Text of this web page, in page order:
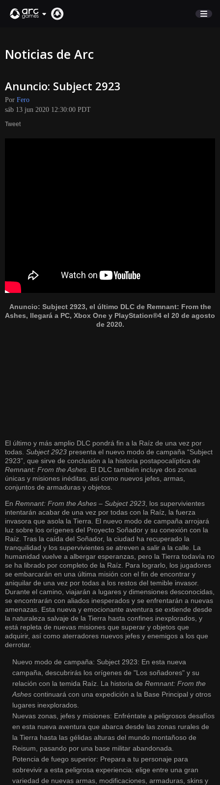
SOPORTE
Iniciar sesión
Noticias de Arc
Anuncio: Subject 2923
Por Fero
sáb 13 jun 2020 12:30:00 PDT
Tweet
Anuncio: Subject 2923, el último DLC de Remnant: From the
Ashes, llegará a PC, Xbox One y PlayStation®4 el 20 de agosto
de 2020.
El último y más amplio DLC pondrá fin a la Raíz de una vez por
todas. Subject 2923 presenta el nuevo modo de campaña “Subject
2923”, que sirve de conclusión a la historia postapocalíptica de
Remnant: From the Ashes . El DLC también incluye dos zonas
únicas y misiones inéditas, así como nuevos jefes, armas,
conjuntos de armaduras y objetos.
En Remnant: From the Ashes – Subject 2923 , los supervivientes
intentarán acabar de una vez por todas con la Raíz, la fuerza
invasora que asola la Tierra. El nuevo modo de campaña arrojará
luz sobre los orígenes del Proyecto Soñador y su conexión con la
Raíz. Tras la caída del Soñador, la ciudad ha recuperado la
tranquilidad y los supervivientes se atreven a salir a la calle. La
humanidad vuelve a albergar esperanzas, pero la Tierra todavía no
se ha librado por completo de la Raíz. Para lograrlo, los jugadores
se embarcarán en una última misión con el fin de encontrar y
aniquilar de una vez por todas a los restos del temible invasor.
Durante el camino, viajarán a lugares y dimensiones desconocidas,
se encontrarán con aliados inesperados y se enfrentarán a nuevas
amenazas. Esta nueva y emocionante aventura se extiende desde
la naturaleza salvaje de la Tierra hasta confines inexplorados, y
está repleta de nuevas misiones que superar y objetos que
adquirir, así como aterradores nuevos jefes y enemigos a los que
derrotar.
Nuevo modo de campaña: Subject 2923: En esta nueva
campaña, descubrirás los orígenes de "Los soñadores" y su
relación con la temida Raíz. La historia de Remnant: From the
Ashes continuará con una expedición a la Base Principal y otros
lugares inexplorados.
Nuevas zonas, jefes y misiones: Enfréntate a peligrosos desafíos
en esta nueva aventura que abarca desde las zonas rurales de
la Tierra hasta las gélidas alturas del mundo montañoso de
Reisum, pasando por una base militar abandonada.
Potencia de fuego superior: Prepara a tu personaje para
sobrevivir a esta peligrosa experiencia: elige entre una gran
variedad de nuevas armas, modificaciones, armaduras, skins y